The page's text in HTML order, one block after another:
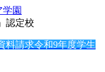
園
認定校
料請求令和9年度学生